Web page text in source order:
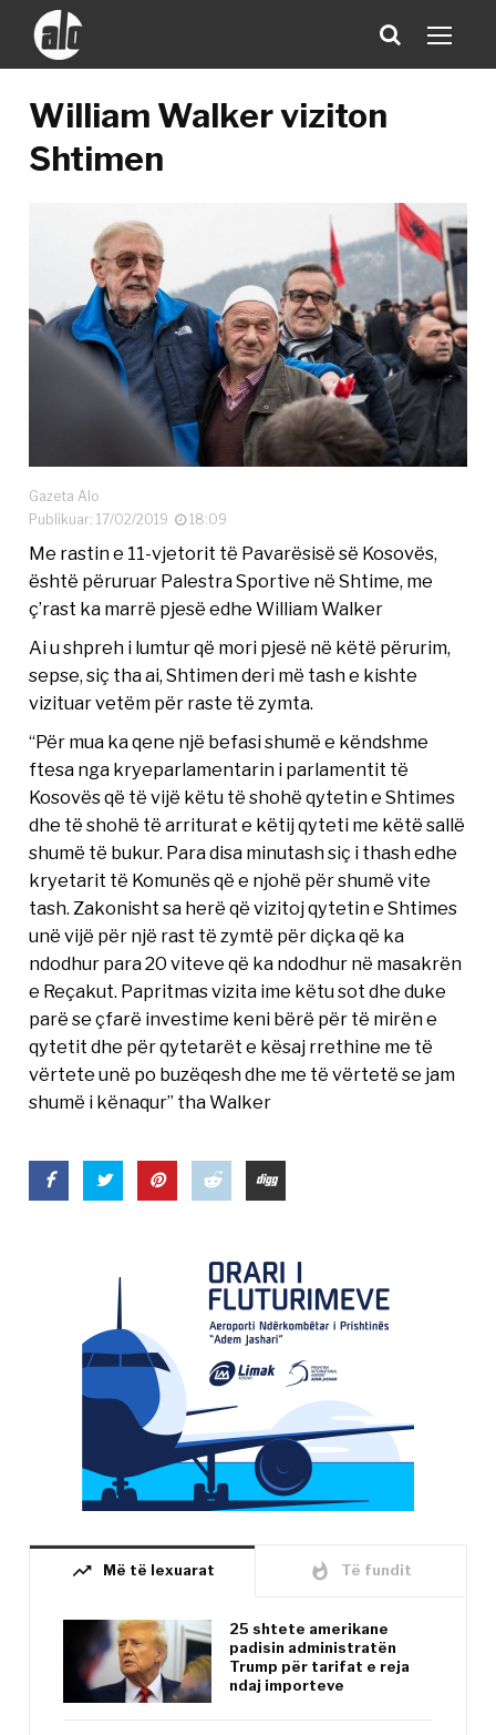
William Walker viziton
Shtimen
Gazeta Alo
Publikuar: 17/02/2019
18:09
Me rastin e 11-vjetorit të Pavarësisë së Kosovës,
është përuruar Palestra Sportive në Shtime, me
ç’rast ka marrë pjesë edhe William Walker
Ai u shpreh i lumtur që mori pjesë në këtë përurim,
sepse, siç tha ai, Shtimen deri më tash e kishte
vizituar vetëm për raste të zymta.
“Për mua ka qene një befasi shumë e këndshme
ftesa nga kryeparlamentarin i parlamentit të
Kosovës që të vijë këtu të shohë qytetin e Shtimes
dhe të shohë të arriturat e këtij qyteti me këtë sallë
shumë të bukur. Para disa minutash siç i thash edhe
kryetarit të Komunës që e njohë për shumë vite
tash. Zakonisht sa herë që vizitoj qytetin e Shtimes
unë vijë për një rast të zymtë për diçka që ka
ndodhur para 20 viteve që ka ndodhur në masakrën
e Reçakut. Papritmas vizita ime këtu sot dhe duke
parë se çfarë investime keni bërë për të mirën e
qytetit dhe për qytetarët e kësaj rrethine me të
vërtete unë po buzëqesh dhe me të vërtetë se jam
shumë i kënaqur” tha Walker
trending_up Më të lexuarat whatshot Të fundit
25 shtete amerikane
padisin administratën
Trump për tarifat e reja
ndaj importeve